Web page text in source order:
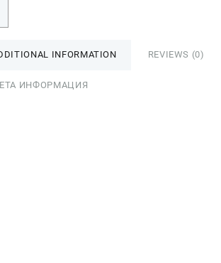
INFORMATION REVIEWS (0)
ИНФОРМАЦИЯ